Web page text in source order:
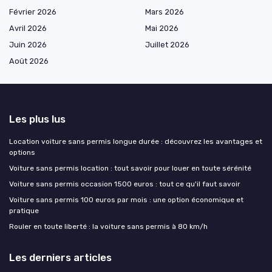
Février 2026
Mars 2026
Avril 2026
Mai 2026
Juin 2026
Juillet 2026
Août 2026
Les plus lus
Location voiture sans permis longue durée : découvrez les avantages et
options
Voiture sans permis location : tout savoir pour louer en toute sérénité
Voiture sans permis occasion 1500 euros : tout ce qu'il faut savoir
Voiture sans permis 100 euros par mois : une option économique et
pratique
Rouler en toute liberté : la voiture sans permis à 80 km/h
Les derniers articles